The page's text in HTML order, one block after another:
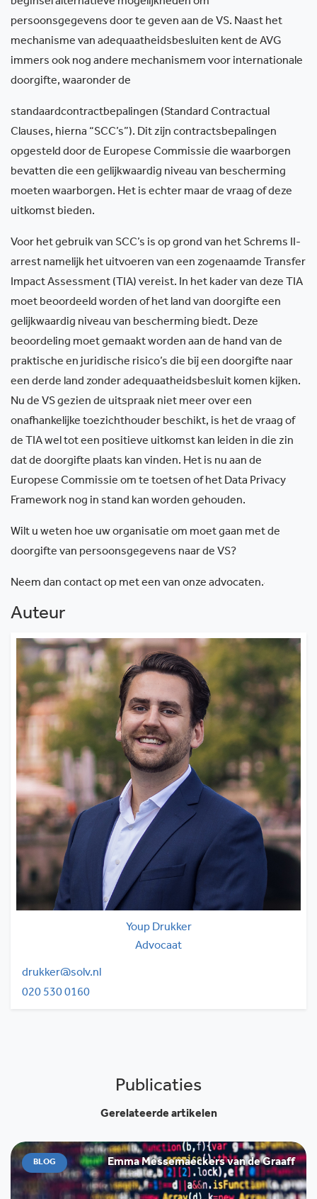
persoonsgegevens door te geven aan de VS. Naast het
mechanisme van adequaatheidsbesluiten kent de AVG
immers ook nog andere mechanismem voor internationale
doorgifte, waaronder de
standaardcontractbepalingen (Standard Contractual
Clauses, hierna “SCC’s”). Dit zijn contractsbepalingen
opgesteld door de Europese Commissie die waarborgen
bevatten die een gelijkwaardig niveau van bescherming
moeten waarborgen. Het is echter maar de vraag of deze
uitkomst bieden.
Voor het gebruik van SCC’s is op grond van het Schrems II-
arrest namelijk het uitvoeren van een zogenaamde Transfer
Impact Assessment (TIA) vereist. In het kader van deze TIA
moet beoordeeld worden of het land van doorgifte een
gelijkwaardig niveau van bescherming biedt. Deze
beoordeling moet gemaakt worden aan de hand van de
praktische en juridische risico’s die bij een doorgifte naar
een derde land zonder adequaatheidsbesluit komen kijken.
Nu de VS gezien de uitspraak niet meer over een
onafhankelijke toezichthouder beschikt, is het de vraag of
de TIA wel tot een positieve uitkomst kan leiden in die zin
dat de doorgifte plaats kan vinden. Het is nu aan de
Europese Commissie om te toetsen of het Data Privacy
Framework nog in stand kan worden gehouden.
Wilt u weten hoe uw organisatie om moet gaan met de
doorgifte van persoonsgegevens naar de VS?
Neem dan contact op met een van onze advocaten.
Auteur
Youp Drukker
Advocaat
drukker@solv.nl
020 530 0160
Publicaties
Gerelateerde artikelen
BLOG Emma Messemaeckers van de Graaff